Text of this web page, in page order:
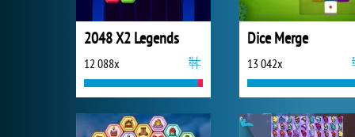
2048 X2 Legends
12 088x
Dice Merge
13 042x